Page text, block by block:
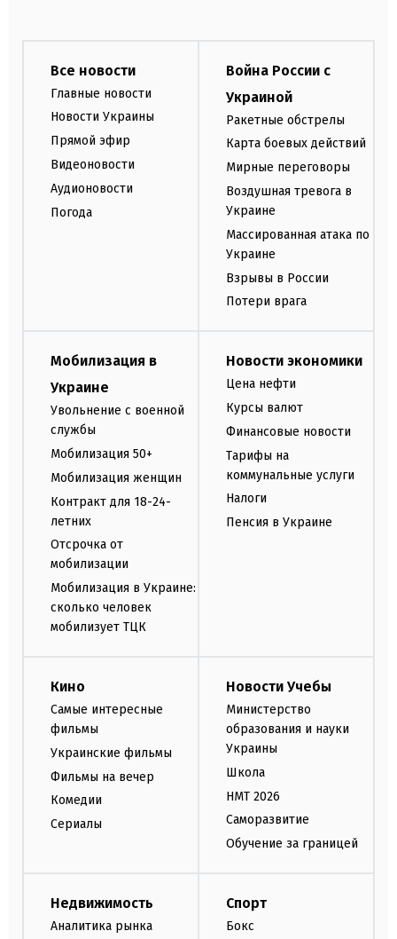
Все новости
Главные новости
Новости Украины
Прямой эфир
Видеоновости
Аудионовости
Погода
Война России с
Украиной
Ракетные обстрелы
Карта боевых действий
Мирные переговоры
Воздушная тревога в
Украине
Массированная атака по
Украине
Взрывы в России
Потери врага
Мобилизация в
Украине
Увольнение с военной
службы
Мобилизация 50+
Мобилизация женщин
Контракт для 18-24-
летних
Отсрочка от
мобилизации
Мобилизация в Украине:
сколько человек
мобилизует ТЦК
Новости экономики
Цена нефти
Курсы валют
Финансовые новости
Тарифы на
коммунальные услуги
Налоги
Пенсия в Украине
Кино
Самые интересные
фильмы
Украинские фильмы
Фильмы на вечер
Комедии
Сериалы
Новости Учебы
Министерство
образования и науки
Украины
Школа
НМТ 2026
Саморазвитие
Обучение за границей
Недвижимость
Аналитика рынка
Спорт
Бокс